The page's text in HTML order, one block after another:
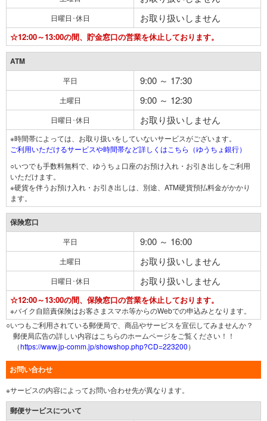
日曜日･休日 お取り扱いしません
☆12:00～13:00の間、貯金窓口の営業を休止しております。
ATM
平日 9:00 ～ 17:30
土曜日 9:00 ～ 12:30
日曜日･休日 お取り扱いしません
※時間帯によっては、お取り扱いをしていないサービスがございます。
ご利用いただけるサービスや時間帯など詳しくはこちら（ゆうちょ銀行）
○いつでも手数料無料で、ゆうちょ口座のお預け入れ・お引き出しをご利用
いただけます。
※硬貨を伴うお預け入れ・お引き出しは、別途、ATM硬貨預払料金がかかり
ます。
保険窓口
平日 9:00 ～ 16:00
土曜日 お取り扱いしません
日曜日･休日 お取り扱いしません
☆12:00～13:00の間、保険窓口の営業を休止しております。
※バイク自賠責保険はお客さまスマホ等からのWebでの申込みとなります。
○いつもご利用されている郵便局で、商品やサービスを宣伝してみませんか？
郵便局広告の詳しい内容はこちらのホームページをご覧ください！！
（https://www.jp-comm.jp/showshop.php?CD=223200）
お問い合わせ
※サービスの内容によってお問い合わせ先が異なります。
郵便サービスについて